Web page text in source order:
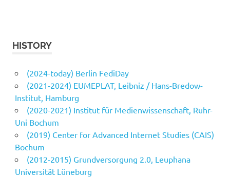
HISTORY
(2024-today) Berlin FediDay
(2021-2024) EUMEPLAT, Leibniz / Hans-Bredow-
Institut, Hamburg
(2020-2021) Institut für Medienwissenschaft, Ruhr-
Uni Bochum
(2019) Center for Advanced Internet Studies (CAIS)
Bochum
(2012-2015) Grundversorgung 2.0, Leuphana
Universität Lüneburg